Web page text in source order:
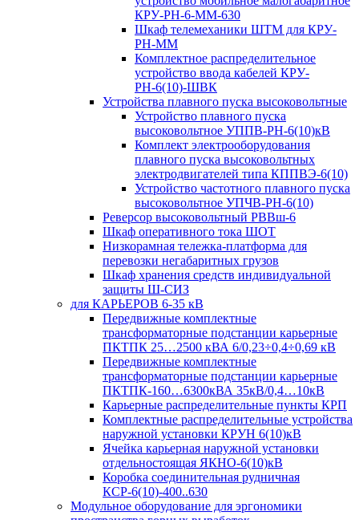
КРУ-РН-6-ММ-630
Шкаф телемеханики ШТМ для КРУ-
РН-ММ
Комплектное распределительное
устройство ввода кабелей КРУ-
РН-6(10)-ШВК
Устройства плавного пуска высоковольтные
Устройство плавного пуска
высоковольтное УППВ-РН-6(10)кВ
Комплект электрооборудования
плавного пуска высоковольтных
электродвигателей типа КППВЭ-6(10)
Устройство частотного плавного пуска
высоковольтное УПЧВ-РН-6(10)
Реверсор высоковольтный РВВш-6
Шкаф оперативного тока ШОТ
Низкорамная тележка-платформа для
перевозки негабаритных грузов
Шкаф хранения средств индивидуальной
защиты Ш-СИЗ
для КАРЬЕРОВ 6-35 кВ
Передвижные комплектные
трансформаторные подстанции карьерные
ПКТПК 25…2500 кВА 6/0,23÷0,4÷0,69 кВ
Передвижные комплектные
трансформаторные подстанции карьерные
ПКТПК-160…6300кВА 35кВ/0,4…10кВ
Карьерные распределительные пункты КРП
Комплектные распределительные устройства
наружной установки КРУН 6(10)кВ
Ячейка карьерная наружной установки
отдельностоящая ЯКНО-6(10)кВ
Коробка соединительная рудничная
КСР-6(10)-400..630
Модульное оборудование для эргономики